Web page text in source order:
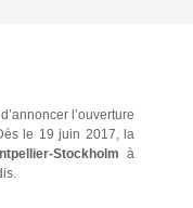
l’ouverture
le 19 juin 2017, la
Stockholm à